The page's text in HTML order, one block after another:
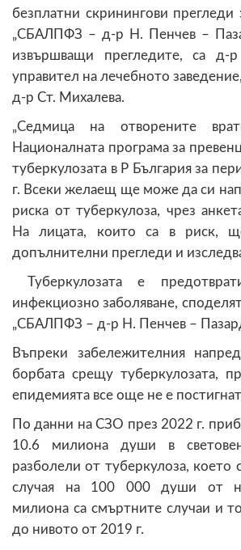
безплатни скринингови прегледи
„СБАЛПФЗ – д-р Н. Пенчев –
извършващи прегледите, са д-
управител на лечебното
д-р Ст. Михалева.
„Седмица на отворените
Националната програма за
туберкулозата в Р България за
г. Всеки желаещ ще може да си
риска от туберкулоза, чрез
На лицата, които са в риск,
допълнителни прегледи и
Туберкулозата е
инфекциозно заболяване,
„СБАЛПФЗ – д-р Н. Пенчев –
Въпреки забележителния
борбата срещу туберкулозата,
епидемията все още не е
По данни на СЗО през 2022 г.
10.6 милиона души в
разболели от туберкулоза, което
случая на 100 000 души от
милиона са смъртните случаи и
до нивото от 2019 г.